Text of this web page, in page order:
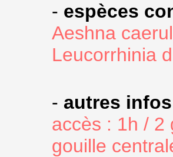
- espèces
Aeshna
Leucorrhinia
- autres infos
accès : 1h / 2
gouille